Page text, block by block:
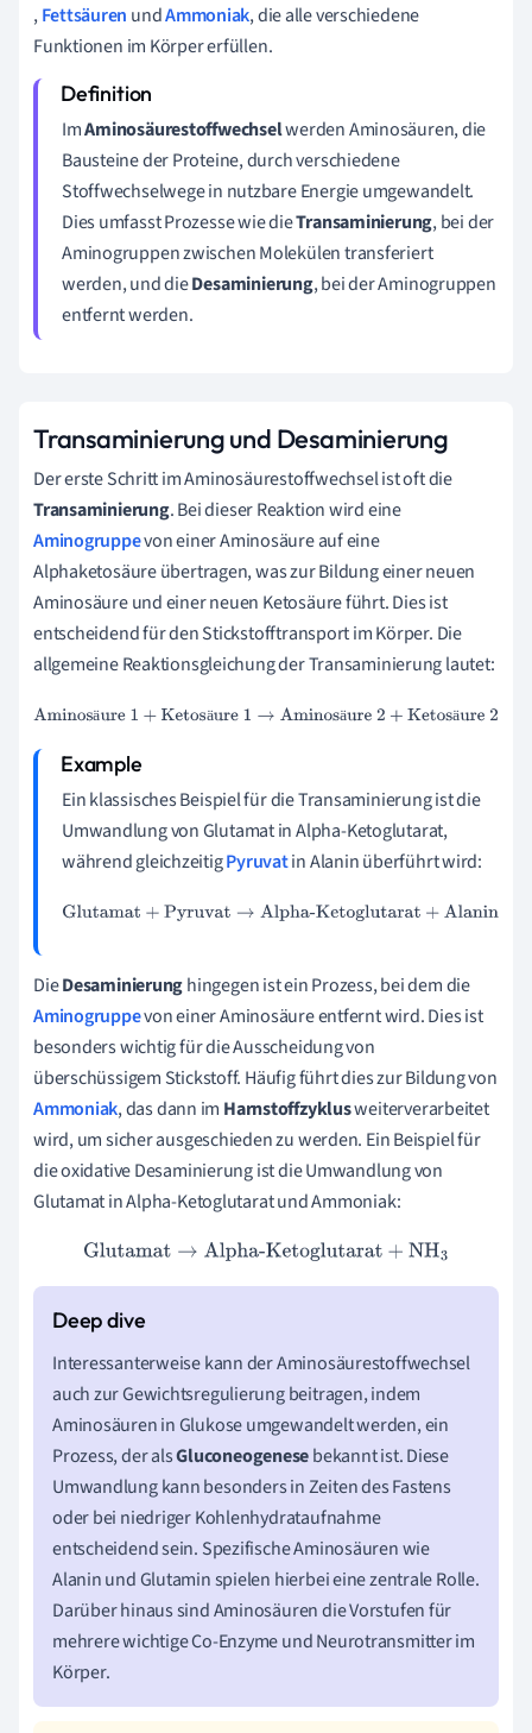
,Fettsäuren undAmmoniak, die alle verschiedene
Funktionen im Körper erfüllen.
ImAminosäurestoffwechselwerden Aminosäuren, die
Bausteine der Proteine, durch verschiedene
Stoffwechselwege in nutzbare Energie umgewandelt.
Dies umfasst Prozesse wie dieTransaminierung, bei der
Aminogruppen zwischen Molekülen transferiert
werden, und dieDesaminierung, bei der Aminogruppen
entfernt werden.
Transaminierung und Desaminierung
Der erste Schritt im Aminosäurestoffwechsel ist oft die
Transaminierung. Bei dieser Reaktion wird eine
Aminogruppevon einer Aminosäure auf eine
Alphaketosäure übertragen, was zur Bildung einer neuen
Aminosäure und einer neuen Ketosäure führt. Dies ist
entscheidend für den Stickstofftransport im Körper. Die
allgemeine Reaktionsgleichung der Transaminierung lautet:
ä ä ä ä
Aminosäure 1+Ketosäure 1→Aminosäure 2+ Ketosäure 2
Ein klassisches Beispiel für die Transaminierung ist die
Umwandlung von Glutamat in Alpha-Ketoglutarat,
während gleichzeitigPyruvatin Alanin überführt wird:
Glutamat+Pyruvat→Alpha-Ketoglutarat+Alanin
DieDesaminierunghingegen ist ein Prozess, bei dem die
Aminogruppevon einer Aminosäure entfernt wird. Dies ist
besonders wichtig für die Ausscheidung von
überschüssigem Stickstoff. Häufig führt dies zur Bildung von
Ammoniak, das dann im Harnstoffzyklusweiterverarbeitet
wird, um sicher ausgeschieden zu werden. Ein Beispiel für
die oxidative Desaminierung ist die Umwandlung von
Glutamat in Alpha-Ketoglutarat und Ammoniak:
Glutamat →Alpha-Ketoglutarat+NH3
Interessanterweise kann der Aminosäurestoffwechsel
auch zur Gewichtsregulierung beitragen, indem
Aminosäuren in Glukose umgewandelt werden, ein
Prozess, der alsGluconeogenesebekannt ist. Diese
Umwandlung kann besonders in Zeiten des Fastens
oder bei niedriger Kohlenhydrataufnahme
entscheidend sein. Spezifische Aminosäuren wie
Alanin und Glutamin spielen hierbei eine zentrale Rolle.
Darüber hinaus sind Aminosäuren die Vorstufen für
mehrere wichtige Co-Enzyme und Neurotransmitter im
Körper.